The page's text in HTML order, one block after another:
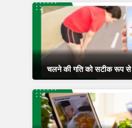
चलने की गति को सटीक रूप से